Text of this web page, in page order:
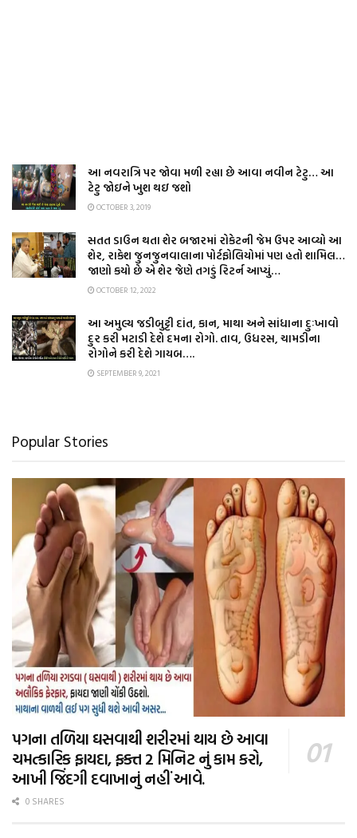
આ નવરાત્રિ પર જોવા મળી રહ્યા છે આવા નવીન ટેટુ… આ
ટેટુ જોઇને ખુશ થઇ જશો
OCTOBER 3, 2019
સતત ડાઉન થતા શેર બજારમાં રોકેટની જેમ ઉપર આવ્યો આ
શેર, રાકેશ જુનજુનવાલાના પોર્ટફોલિયોમાં પણ હતો શામિલ…
જાણો કયો છે એ શેર જેણે તગડું રિટર્ન આપ્યું…
OCTOBER 12, 2022
આ અમુલ્ય જડીબુટ્ટી દાંત, કાન, માથા અને સાંધાના દુઃખાવો
દુર કરી મટાડી દેશે દમના રોગો. તાવ, ઉધરસ, ચામડીના
રોગોને કરી દેશે ગાયબ….
SEPTEMBER 9, 2021
Popular Stories
પગના તળિયા ઘસવાથી શરીરમાં થાય છે આવા
ચમત્કારિક ફાયદા, ફક્ત 2 મિનિટ નું કામ કરો,
આખી જિંદગી દવાખાનું નહીં આવે.
0 SHARES